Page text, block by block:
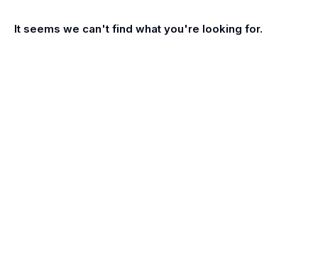
It seems we can't find what you're looking for.